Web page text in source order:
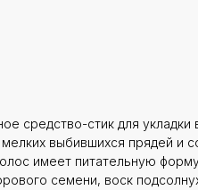
средство-стик для укладки
выбившихся прядей и
имеет питательную
семени, воск